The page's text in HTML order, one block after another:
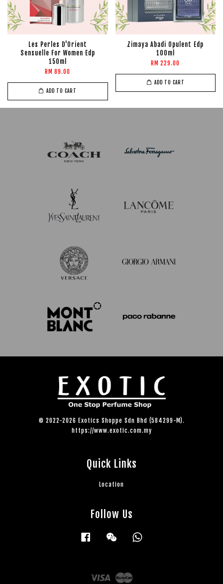
Les Perles D'Orient
Sensuelle For Women Edp
150ml
RM 89.00
ADD TO CART
Zimaya Abadi Opulent Edp
100ml
RM 229.00
ADD TO CART
© 2022-2026 Exotics Shoppe Sdn Bhd (584299-M).
https://www.exotic.com.my
Quick Links
Location
Follow Us
Facebook Wechat
Visa